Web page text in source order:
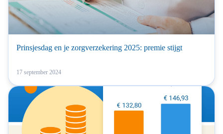
Prinsjesdag en je zorgverzekering 2025: premie stijgt
17 september 2024